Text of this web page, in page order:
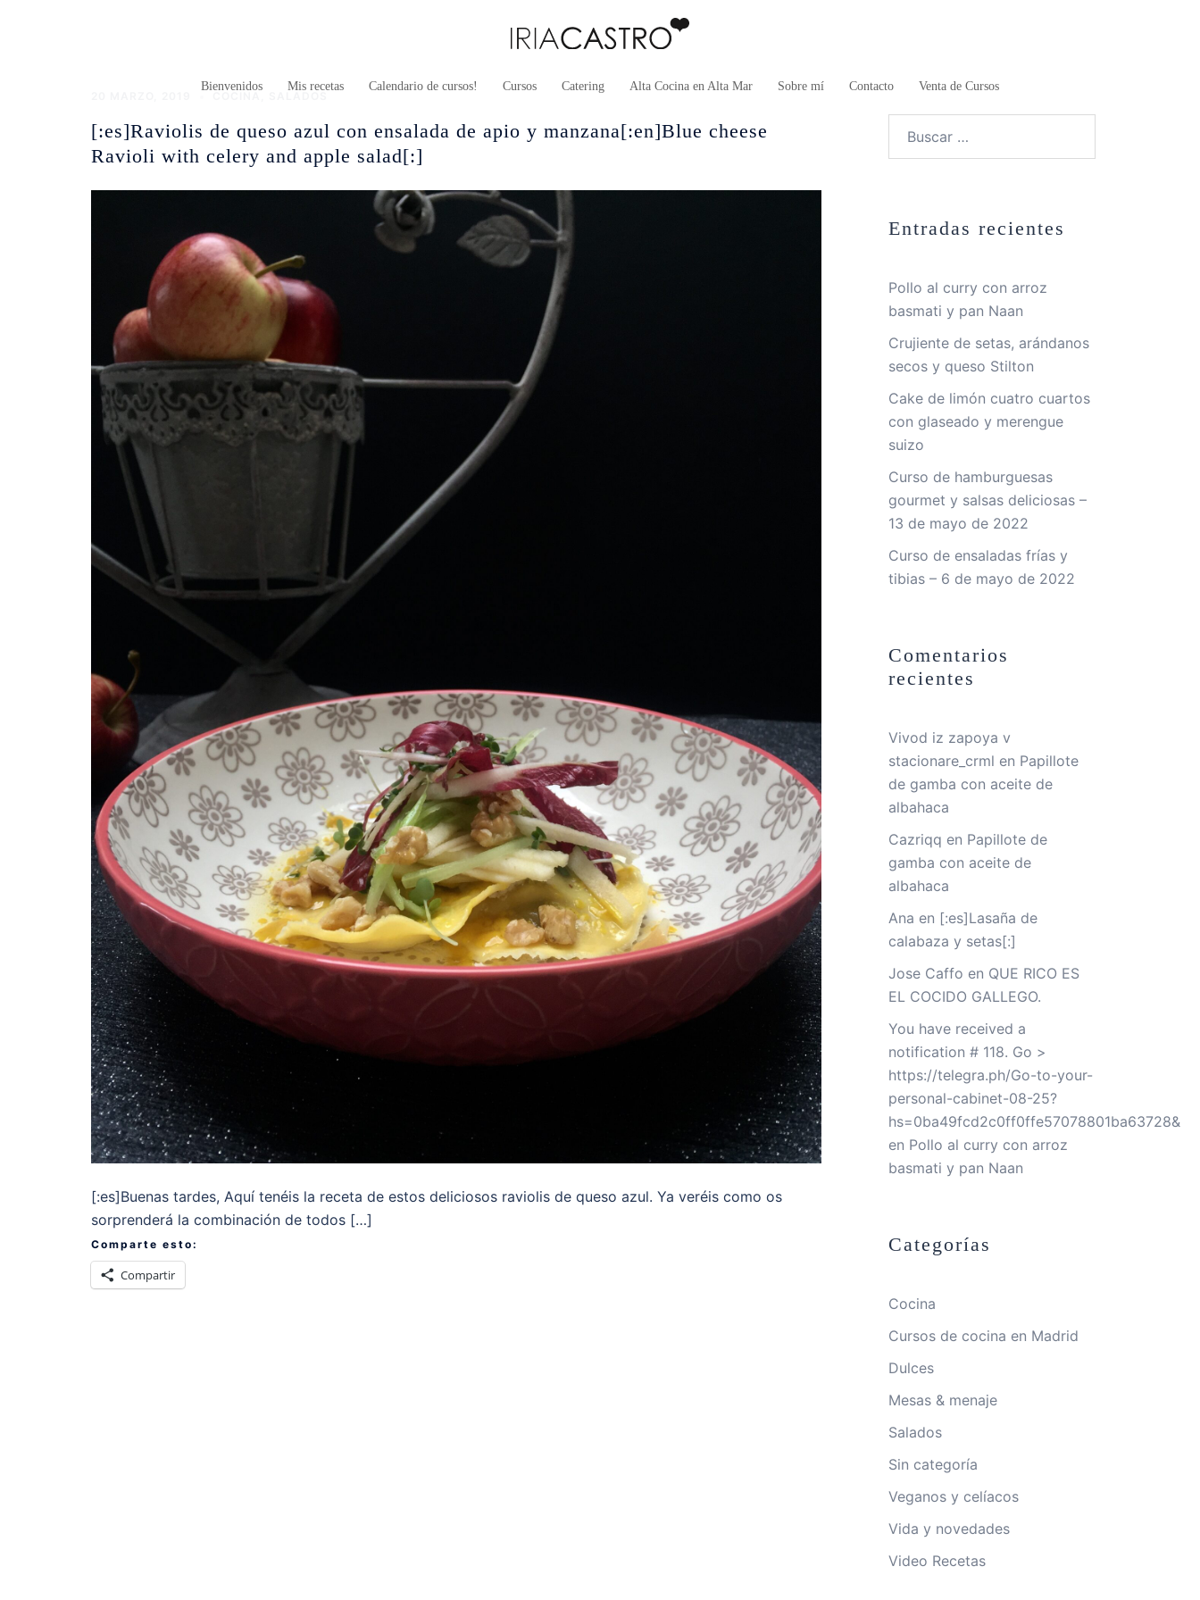
Bienvenidos Mis recetas Calendario de cursos! Cursos Catering Alta Cocina en Alta Mar Sobre mí Contacto Venta de Cursos
[:es]Raviolis de queso azul con ensalada de apio y manzana[:en]Blue cheese
Ravioli with celery and apple salad[:]
[:es]Buenas tardes, Aquí tenéis la receta de estos deliciosos raviolis de queso azul. Ya veréis como os
sorprenderá la combinación de todos […]
Comparte esto:
Compartir
Entradas recientes
Pollo al curry con arroz
basmati y pan Naan
Crujiente de setas, arándanos
secos y queso Stilton
Cake de limón cuatro cuartos
con glaseado y merengue
suizo
Curso de hamburguesas
gourmet y salsas deliciosas –
13 de mayo de 2022
Curso de ensaladas frías y
tibias – 6 de mayo de 2022
Comentarios
recientes
Vivod iz zapoya v
stacionare_crml en Papillote
de gamba con aceite de
albahaca
Cazriqq en Papillote de
gamba con aceite de
albahaca
Ana en [:es]Lasaña de
calabaza y setas[:]
Jose Caffo en QUE RICO ES
EL COCIDO GALLEGO.
You have received a
notification # 118. Go >
https://telegra.ph/Go-to-your-
personal-cabinet-08-25?
hs=0ba49fcd2c0ff0ffe57078801ba63728&
en Pollo al curry con arroz
basmati y pan Naan
Categorías
Cocina
Cursos de cocina en Madrid
Dulces
Mesas & menaje
Salados
Sin categoría
Veganos y celíacos
Vida y novedades
Video Recetas